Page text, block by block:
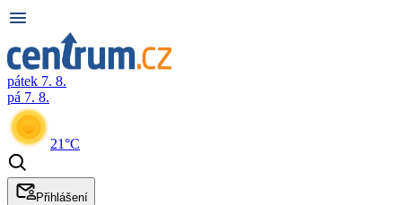
pátek 7. 8.
pá 7. 8.
21°C
Přihlášení